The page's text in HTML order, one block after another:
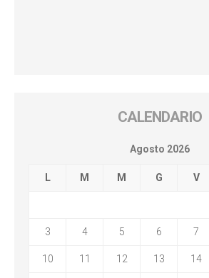
CALENDARIO
Agosto 2026
L M M G V
3 4 5 6 7
10 11 12 13 14